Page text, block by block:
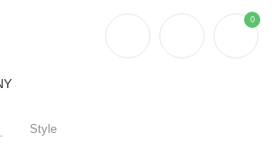
0
Style